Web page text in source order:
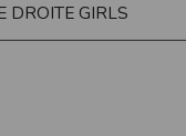
DROITE GIRLS
sur notre site peut
d'accéder à